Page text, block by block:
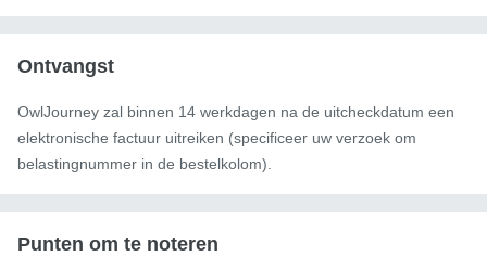
Ontvangst
OwlJourney zal binnen 14 werkdagen na de uitcheckdatum een ​​
elektronische factuur uitreiken (specificeer uw verzoek om
belastingnummer in de bestelkolom).
Punten om te noteren